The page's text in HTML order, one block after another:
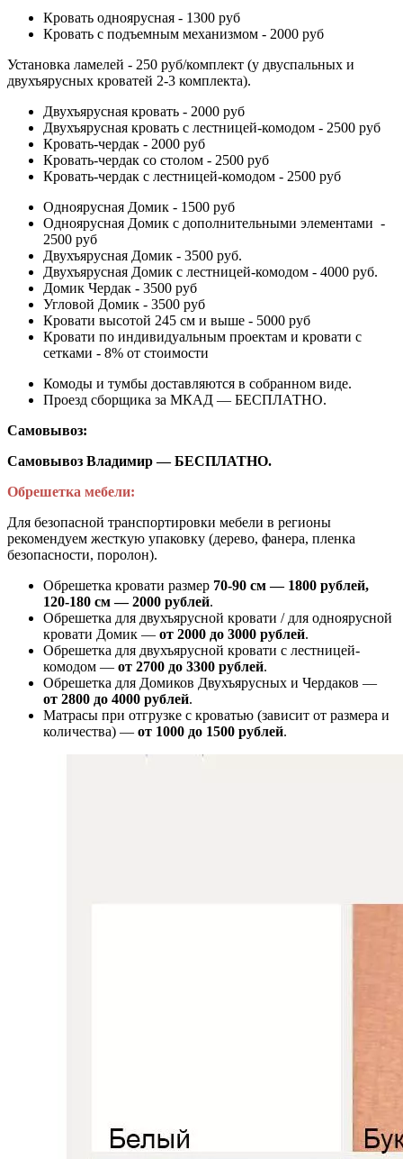
Кровать одноярусная - 1300 руб
Кровать с подъемным механизмом - 2000 руб
Установка ламелей - 250 руб/комплект (у двуспальных и
двухъярусных кроватей 2-3 комплекта).
Двухъярусная кровать - 2000 руб
Двухъярусная кровать с лестницей-комодом - 2500 руб
Кровать-чердак - 2000 руб
Кровать-чердак со столом - 2500 руб
Кровать-чердак с лестницей-комодом - 2500 руб
Одноярусная Домик - 1500 руб
Одноярусная Домик с дополнительными элементами -
2500 руб
Двухъярусная Домик - 3500 руб.
Двухъярусная Домик с лестницей-комодом - 4000 руб.
Домик Чердак - 3500 руб
Угловой Домик - 3500 руб
Кровати высотой 245 см и выше - 5000 руб
Кровати по индивидуальным проектам и кровати с
сетками - 8% от стоимости
Комоды и тумбы доставляются в собранном виде.
Проезд сборщика за МКАД — БЕСПЛАТНО.
Самовывоз:
Самовывоз Владимир — БЕСПЛАТНО.
Обрешетка мебели:
Для безопасной транспортировки мебели в регионы
рекомендуем жесткую упаковку (дерево, фанера, пленка
безопасности, поролон).
Обрешетка кровати размер 70-90 см — 1800 рублей,
120-180 см — 2000 рублей.
Обрешетка для двухъярусной кровати / для одноярусной
кровати Домик — от 2000 до 3000 рублей.
Обрешетка для двухъярусной кровати с лестницей-
комодом — от 2700 до 3300 рублей.
Обрешетка для Домиков Двухъярусных и Чердаков —
от 2800 до 4000 рублей.
Матрасы при отгрузке с кроватью (зависит от размера и
количества) — от 1000 до 1500 рублей.